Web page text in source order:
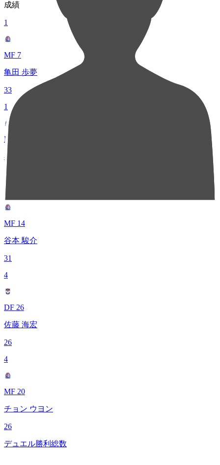
成績
1
MF 7
亀田 歩夢
33
1
MF 28
布施谷 翔
33
3
MF 14
谷本 駿介
31
4
DF 26
佐藤 海宏
26
4
MF 20
チョン ウヨン
26
デュエル勝利総数